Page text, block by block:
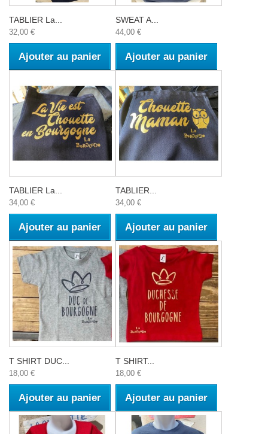
TABLIER La...
32,00 €
Ajouter au panier
SWEAT A...
44,00 €
Ajouter au panier
TABLIER La...
34,00 €
Ajouter au panier
TABLIER...
34,00 €
Ajouter au panier
T SHIRT DUC...
18,00 €
Ajouter au panier
T SHIRT...
18,00 €
Ajouter au panier